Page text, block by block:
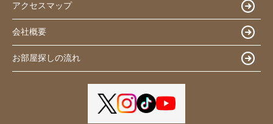
アクセスマップ
会社概要
お部屋探しの流れ